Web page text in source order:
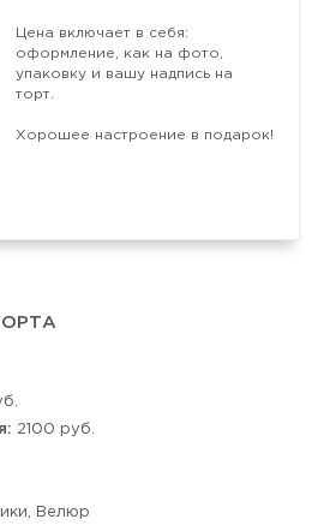
Цена включает в себя:
оформление, как на фото,
упаковку и вашу надпись на
торт.
Хорошее настроение в подарок!
2100 руб.
Велюр